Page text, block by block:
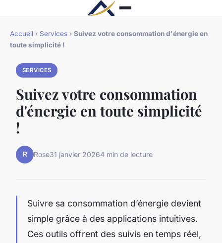
Accueil › Services › Suivez votre consommation d'énergie en
toute simplicité !
SERVICES
Suivez votre consommation
d'énergie en toute simplicité
!
R Rose31 janvier 20264 min de lecture
Suivre sa consommation d’énergie devient
simple grâce à des applications intuitives.
Ces outils offrent des suivis en temps réel,